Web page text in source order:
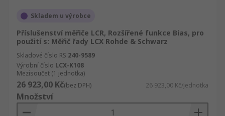
Skladem u výrobce
Příslušenství měřiče LCR, Rozšířené funkce Bias, pro
použití s: Měřič řady LCX Rohde & Schwarz
Skladové číslo RS 240-9589
Výrobní číslo LCX-K108
Mezisoučet (1 jednotka)
26 923,00 Kč(bez DPH) 26 923,00 Kč/jednotka
Množství